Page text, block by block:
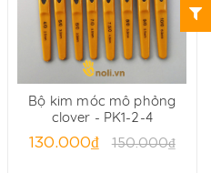
Bộ kim móc mô phỏng
clover - PK1-2-4
130.000₫ 150.000₫